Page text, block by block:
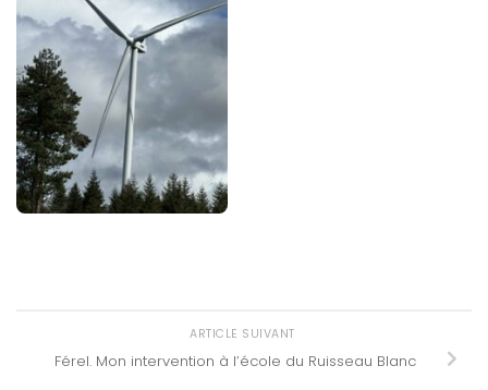
ARTICLE SUIVANT
Férel. Mon intervention à l’école du Ruisseau Blanc